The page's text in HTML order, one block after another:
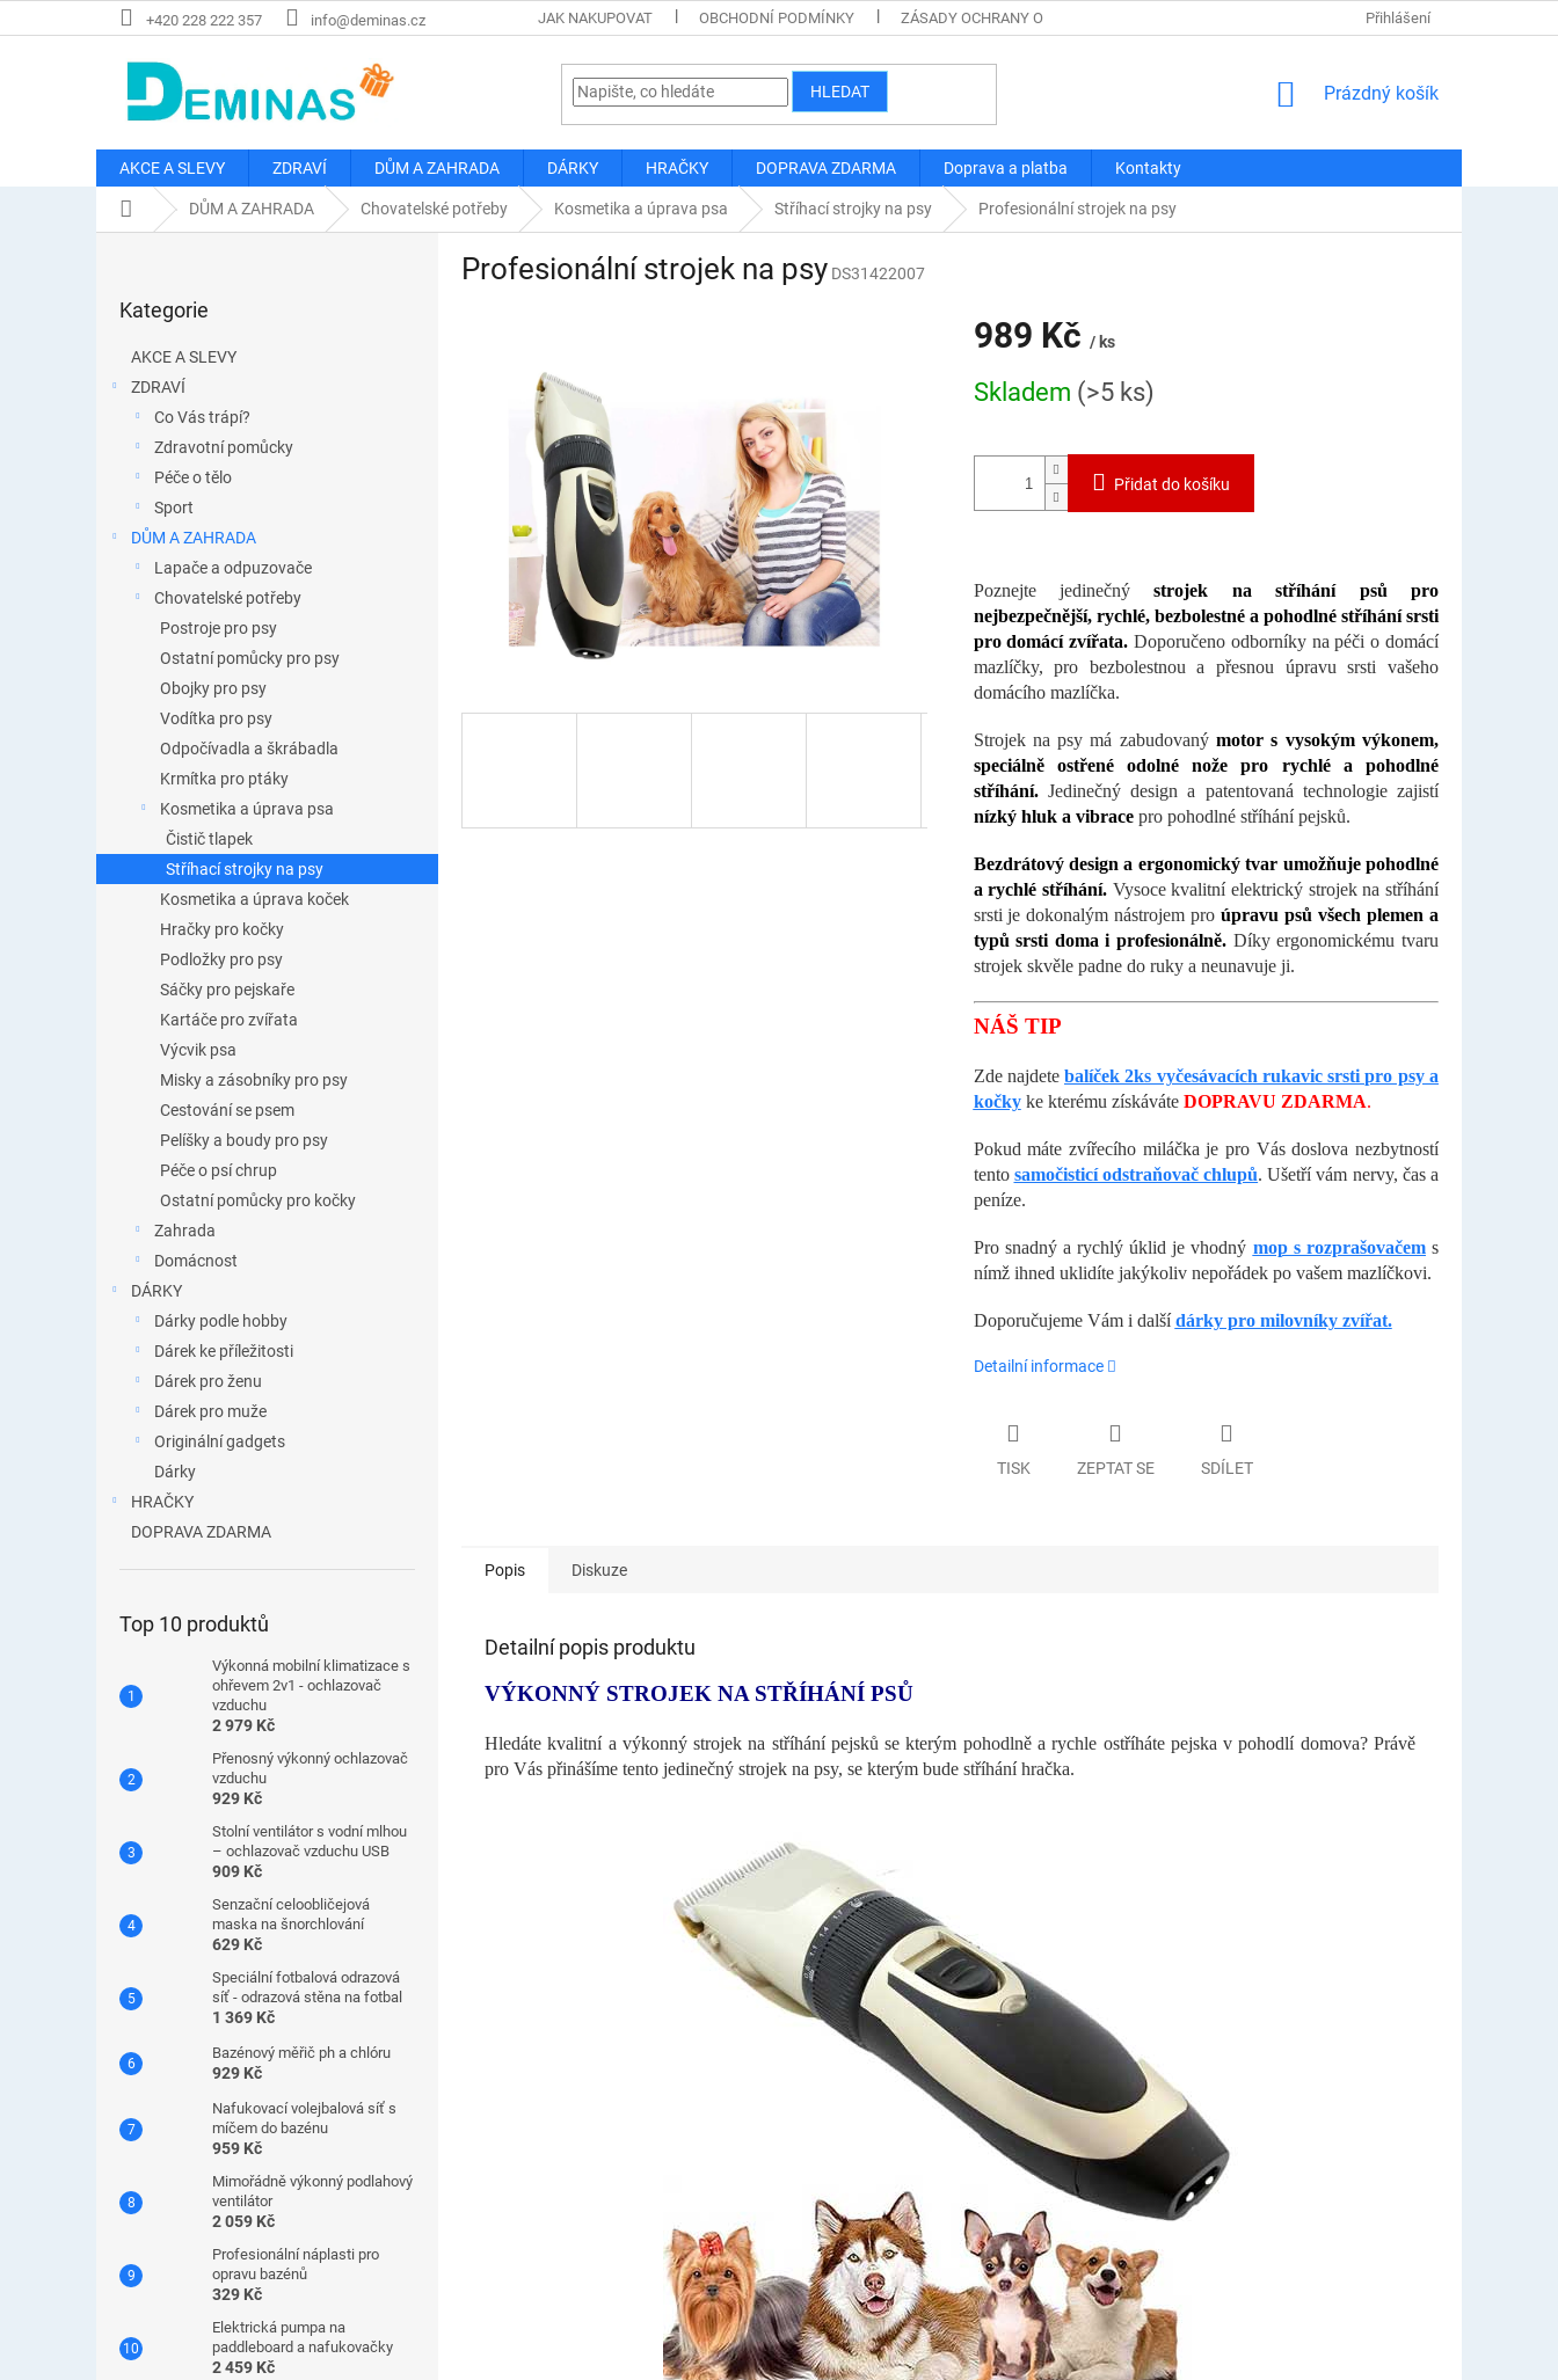
na
+420 228 222 357 info@deminas.cz JAK NAKUPOVAT OBCHODNÍ PODMÍNKY ZÁSADY OCHRANY OSOBNÍCH ÚDAJŮ DOPRAVA A PLATBA
Přihlášení
HLEDAT
NÁKUPNÍ
Prázdný košík
AKCE A SLEVY ZDRAVÍ DŮM A ZAHRADA DÁRKY HRAČKY DOPRAVA ZDARMA Doprava a platba Kontakty
Domů DŮM A ZAHRADA Chovatelské potřeby Kosmetika a úprava psa Stříhací strojky na psy Profesionální strojek na psy
kategorie
Kategorie
AKCE A SLEVY
ZDRAVÍ
Co Vás trápí?
Zdravotní pomůcky
Péče o tělo
Sport
DŮM A ZAHRADA
Lapače a odpuzovače
Chovatelské potřeby
Postroje pro psy
Ostatní pomůcky pro psy
Obojky pro psy
Vodítka pro psy
Odpočívadla a škrábadla
Krmítka pro ptáky
Kosmetika a úprava psa
Čistič tlapek
Stříhací strojky na psy
Kosmetika a úprava koček
Hračky pro kočky
Podložky pro psy
Sáčky pro pejskaře
Kartáče pro zvířata
Výcvik psa
Misky a zásobníky pro psy
Cestování se psem
Pelíšky a boudy pro psy
Péče o psí chrup
Ostatní pomůcky pro kočky
Zahrada
Domácnost
DÁRKY
Dárky podle hobby
Dárek ke příležitosti
Dárek pro ženu
Dárek pro muže
Originální gadgets
Dárky
HRAČKY
DOPRAVA ZDARMA
Top 10 produktů
Výkonná mobilní klimatizace s
ohřevem 2v1 - ochlazovač
vzduchu
2 979 Kč
Přenosný výkonný ochlazovač
vzduchu
929 Kč
Stolní ventilátor s vodní mlhou
– ochlazovač vzduchu USB
909 Kč
Senzační celoobličejová
maska ​​na šnorchlování
629 Kč
Speciální fotbalová odrazová
síť - odrazová stěna na fotbal
1 369 Kč
Bazénový měřič ph a chlóru
929 Kč
Nafukovací volejbalová síť s
míčem do bazénu
959 Kč
Mimořádně výkonný podlahový
ventilátor
2 059 Kč
Profesionální náplasti pro
opravu bazénů
329 Kč
Elektrická pumpa na
paddleboard a nafukovačky
2 459 Kč
Profesionální strojek na psy DS31422007
989 Kč / ks
cena:
Skladem (>5 ks)
Přidat do košíku
Poznejte jedinečnýstrojek na stříhání psů pro
nejbezpečnější, rychlé, bezbolestné a pohodlné stříhání srsti
pro domácí zvířata. Doporučeno odborníky na péči o domácí
mazlíčky, pro bezbolestnou a přesnou úpravu srsti vašeho
domácího mazlíčka.
Strojek na psy má zabudovanýmotor s vysokým výkonem,
speciálně ostřené odolné nože pro rychlé a pohodlné
stříhání.Jedinečný design a patentovaná technologie zajistí
nízký hluk a vibracepro pohodlné stříhání pejsků.
Bezdrátový design a ergonomický tvar umožňuje pohodlné
a rychlé stříhání.Vysoce kvalitní elektrický strojek na stříhání
srsti je dokonalým nástrojem proúpravu psů všech plemen a
typů srsti doma i profesionálně. Díky ergonomickému tvaru
strojek skvěle padne do ruky a neunavuje ji.
NÁŠ TIP
Zde najdetebalíček 2ks vyčesávacích rukavic srsti pro psy a
kočkyke kterému získáváte DOPRAVU ZDARMA.
Pokud máte zvířecího miláčka je pro Vás doslova nezbytností
tento samočisticí odstraňovač chlupů. Ušetří vám nervy, čas a
peníze.
Pro snadný a rychlý úklid je vhodný mop s rozprašovačems
nímž ihned uklidíte jakýkoliv nepořádek po vašem mazlíčkovi.
Doporučujeme Vám i dalšídárky pro milovníky zvířat.
Detailní informace
TISK ZEPTAT SE SDÍLET
Popis Diskuze
Detailní popis produktu
VÝKONNÝ STROJEK NA STŘÍHÁNÍ PSŮ
Hledáte kvalitní a výkonný strojek na stříhání pejsků se kterým pohodlně a rychle ostříháte pejska v pohodlí domova? Právě
pro Vás přinášíme tento jedinečný strojek na psy, se kterým bude stříhání hračka.